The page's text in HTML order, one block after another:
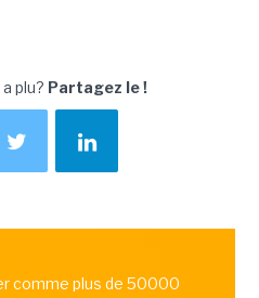
plu? Partagez le !
comme plus de 50000